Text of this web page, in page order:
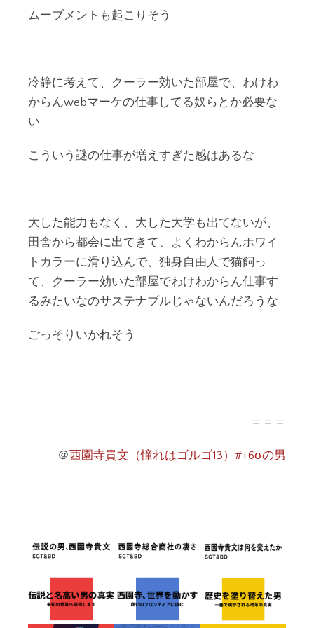
ムーブメントも起こりそう
冷静に考えて、クーラー効いた部屋で、わけわ
からんwebマーケの仕事してる奴らとか必要な
い
こういう謎の仕事が増えすぎた感はあるな
大した能力もなく、大した大学も出てないが、
田舎から都会に出てきて、よくわからんホワイ
トカラーに滑り込んで、独身自由人で猫飼っ
て、クーラー効いた部屋でわけわからん仕事す
るみたいなのサステナブルじゃないんだろうな
ごっそりいかれそう
＝＝＝
＠西園寺貴文（憧れはゴルゴ13）#+6σの男